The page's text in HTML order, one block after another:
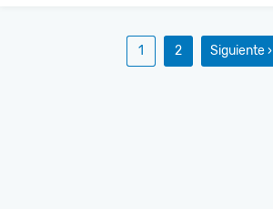
1 2 Siguiente ›